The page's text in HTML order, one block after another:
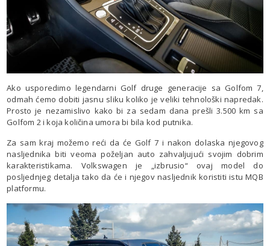
Ako usporedimo legendarni Golf druge generacije sa Golfom 7,
odmah ćemo dobiti jasnu sliku koliko je veliki tehnološki napredak.
Prosto je nezamislivo kako bi za sedam dana prešli 3.500 km sa
Golfom 2 i koja količina umora bi bila kod putnika.
Za sam kraj možemo reći da će Golf 7 i nakon dolaska njegovog
nasljednika biti veoma poželjan auto zahvaljujući svojim dobrim
karakteristikama. Volkswagen je „izbrusio“ ovaj model do
posljednjeg detalja tako da će i njegov nasljednik koristiti istu MQB
platformu.